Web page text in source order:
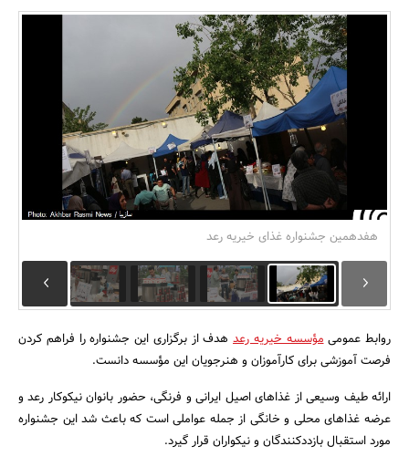
هفدهمین جشنواره غذای خیریه رعد
روابط عمومیمؤسسه خیریه رعد هدف از برگزاری این جشنواره را فراهم کردن
فرصت‌ آموزشی برای کارآموزان و هنرجویان این مؤسسه دانست.
ارائه طیف وسیعی از غذاهای اصیل ایرانی و فرنگی، حضور بانوان نیکوکار رعد و
عرضه غذاهای محلی و خانگی از جمله عواملی است که باعث شد این جشنواره
مورد استقبال بازددکنندگان و نیکواران قرار گیرد.